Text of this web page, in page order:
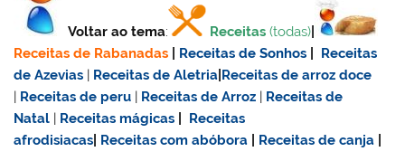
Voltar ao tema: Receitas (todas)
Receitas de Rabanadas
Receitas de Sonhos
Receitas
de Azevias | Receitas de Aletria Receitas dearroz doce
| Receitas de peru | Receitas de Arroz | Receitas de
Natal | Receitas mágicas
Receitas
afrodisiacas Receitas com abóbora Receitas de canja